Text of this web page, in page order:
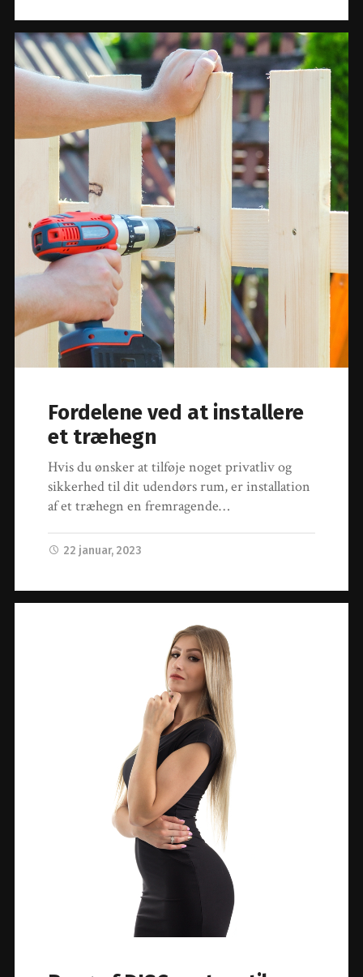
Fordelene ved at installere
et træhegn
Hvis du ønsker at tilføje noget privatliv og
sikkerhed til dit udendørs rum, er installation
af et træhegn en fremragende…
22 januar, 2023